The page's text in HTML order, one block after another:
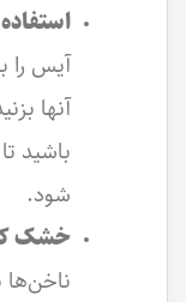
آیس را
آنها
باشید
شود.
خشک